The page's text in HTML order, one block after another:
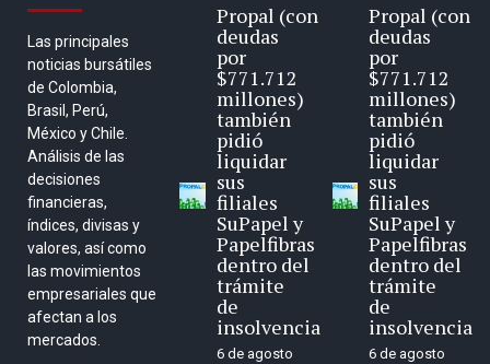
Las principales
noticias bursátiles
de Colombia,
Brasil, Perú,
México y Chile.
Análisis de las
decisiones
financieras,
índices, divisas y
valores, así como
las movimientos
empresariales que
afectan a los
mercados.
Propal (con
deudas
por
$771.712
millones)
también
pidió
liquidar
sus
filiales
SuPapel y
Papelfibras
dentro del
trámite
de
insolvencia
6 de agosto
Propal (con
deudas
por
$771.712
millones)
también
pidió
liquidar
sus
filiales
SuPapel y
Papelfibras
dentro del
trámite
de
insolvencia
6 de agosto